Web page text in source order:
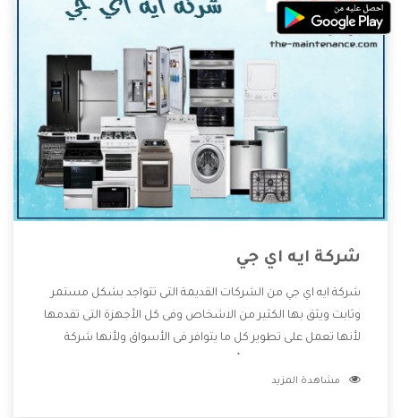
شركة ايه اي جي
شركة ايه اي جي من الشركات القديمة التى تتواجد بشكل مستمر
وثابت ويثق بها الكثير من الاشخاص وفى كل الأجهزة التى تقدمها
لأنها تعمل على تطوير كل ما يتوافر فى الأسواق ولأنها شركة
وتقدم للعملاء أقوى العروض والخصومات التى تسهل على
مشاهدة المزيد